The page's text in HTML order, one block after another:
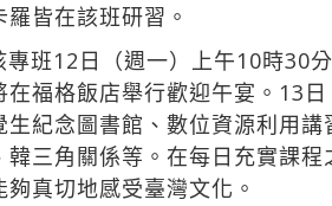
羅皆在該班研習。
專班12日（週一）上午10時30
在福格飯店舉行歡迎午宴。13
生紀念圖書館、數位資源利用
韓三角關係等。在每日充實課
夠真切地感受臺灣文化。